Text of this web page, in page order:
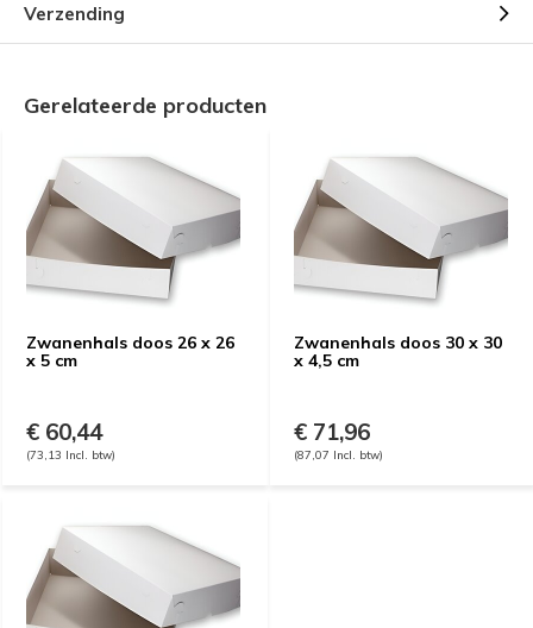
Verzending
Gerelateerde producten
Zwanenhals doos 26 x 26
x 5 cm
€ 60,44
(73,13 Incl. btw)
Zwanenhals doos 30 x 30
x 4,5 cm
€ 71,96
(87,07 Incl. btw)